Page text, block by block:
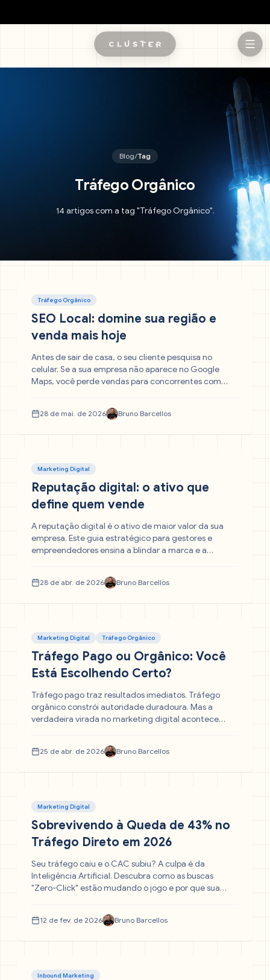
Blog/Tag
Tráfego Orgânico
14 artigos com a tag "Tráfego Orgânico".
Tráfego Orgânico
SEO Local: domine sua região e
venda mais hoje
Antes de sair de casa, o seu cliente pesquisa no
celular. Se a sua empresa não aparece no Google
Maps, você perde vendas para concorrentes com
e o geomarketing colocam o seu negócio no topo da
busca regional.
28 de mai. de 2026 Bruno Barcellos
Marketing Digital
Reputação digital: o ativo que
define quem vende
A reputação digital é o ativo de maior valor da sua
empresa. Este guia estratégico para gestores e
empreendedores ensina a blindar a marca e a
autoridade, gerenciar crises com inteligência e
converter avaliações negativas em chances de
28 de abr. de 2026 Bruno Barcellos
Marketing Digital Tráfego Orgânico
Tráfego Pago ou Orgânico: Você
Está Escolhendo Certo?
Tráfego pago traz resultados imediatos. Tráfego
orgânico constrói autoridade duradoura. Mas a
verdadeira virada no marketing digital acontece
a usá-los juntos. Entenda como essa combinação
reduz o CAC, eleva o ROI e transforma sua empresa
25 de abr. de 2026 Bruno Barcellos
Marketing Digital
Sobrevivendo à Queda de 43% no
Tráfego Direto em 2026
Seu tráfego caiu e o CAC subiu? A culpa é da
Inteligência Artificial. Descubra como as buscas
"Zero-Click" estão mudando o jogo e por que sua
começar a construir canais proprietários agora
mesmo.
12 de fev. de 2026 Bruno Barcellos
Inbound Marketing